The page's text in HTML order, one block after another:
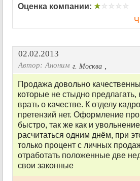
Оценка компании:
02.02.2013
Автор: Аноним ,
г. Москва
Продажа довольно
которые не стыдно предлагать,
врать о качестве. К отделу
претензий нет. Оформление
быстро, так же как и
расчитаться одним днём, при
только процент с личных
отработать положенные две
свои законные